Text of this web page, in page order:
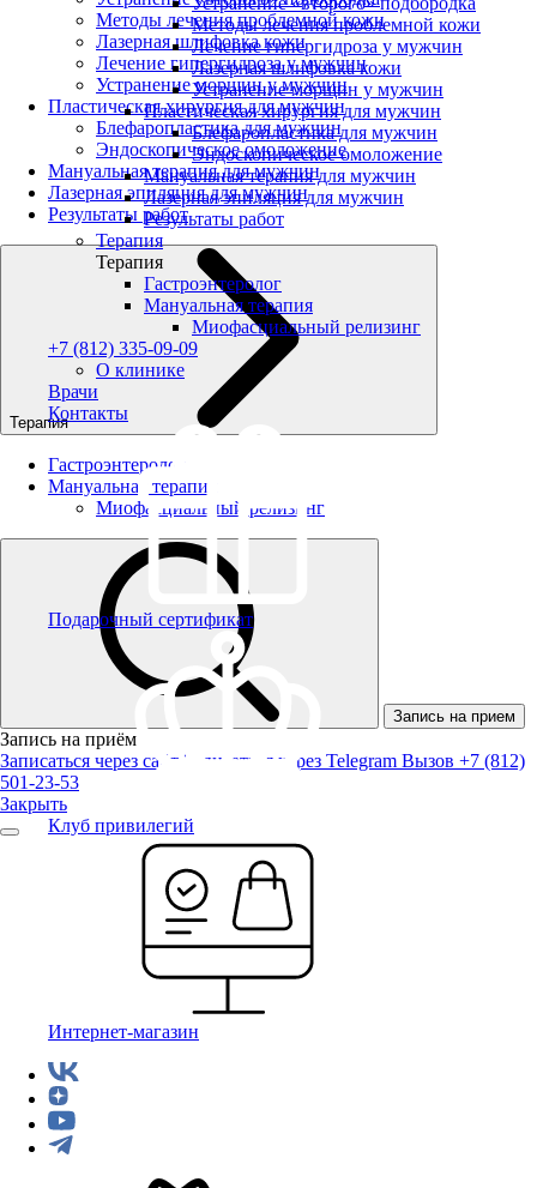
Методы лечения проблемной кожи
Лазерная шлифовка кожи
Лечение гипергидроза у мужчин
Устранение морщин у мужчин
Пластическая хирургия для мужчин
Блефаропластика для мужчин
Эндоскопическое омоложение
Мануальная терапия для мужчин
Лазерная эпиляция для мужчин
Результаты работ
Терапия
Гастроэнтеролог
Мануальная терапия
Миофасциальный релизинг
Запись на прием
Запись на приём
Записаться через сайт Записаться через Telegram Вызов +7 (812)
501-23-53
Закрыть
Методы лечения проблемной кожи
Лечение гипергидроза у мужчин
Лазерная шлифовка кожи
Устранение морщин у мужчин
Пластическая хирургия для мужчин
Блефаропластика для мужчин
Эндоскопическое омоложение
Мануальная терапия для мужчин
Лазерная эпиляция для мужчин
Результаты работ
Терапия
Терапия
Гастроэнтеролог
Мануальная терапия
Миофасциальный релизинг
+7 (812) 335-09-09
О клинике
Врачи
Контакты
Подарочный сертификат
Клуб привилегий
Интернет-магазин